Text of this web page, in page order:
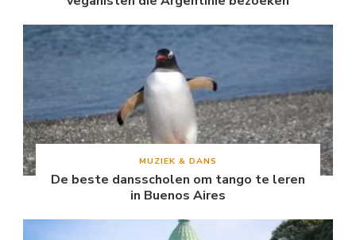
MUZIEK & DANS
De beste dansscholen om tango te leren
in Buenos Aires